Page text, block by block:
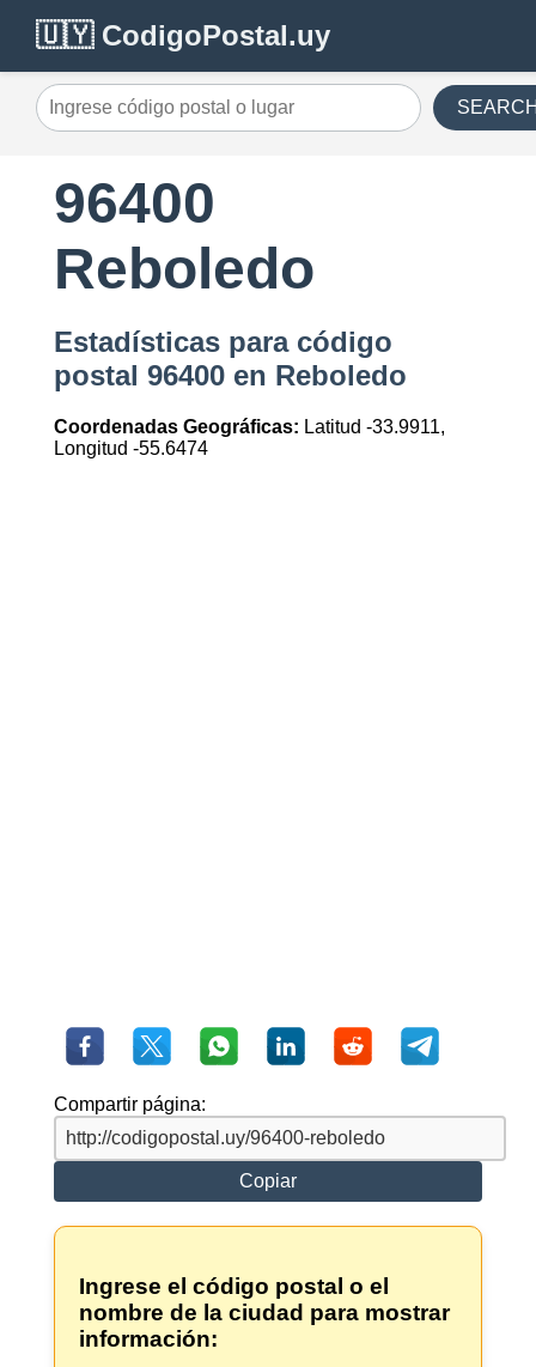
🇺🇾 CodigoPostal.uy
96400
Reboledo
Estadísticas para código
postal 96400 en Reboledo
Coordenadas Geográficas: Latitud -33.9911,
Longitud -55.6474
Compartir página:
Copiar
Ingrese el código postal o el
nombre de la ciudad para mostrar
información: